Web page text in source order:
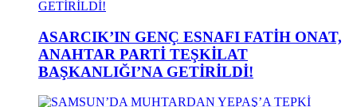
ASARCIK’IN GENÇ ESNAFI FATİH ONAT,
ANAHTAR PARTİ TEŞKİLAT
BAŞKANLIĞI’NA GETİRİLDİ!